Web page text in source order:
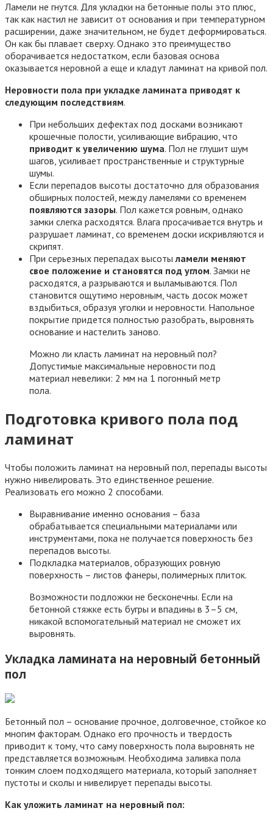
Ламели не гнутся. Для укладки на бетонные полы это плюс,
так как настил не зависит от основания и при температурном
расширении, даже значительном, не будет деформироваться.
Он как бы плавает сверху. Однако это преимущество
оборачивается недостатком, если базовая основа
оказывается неровной а еще и кладут ламинат на кривой пол.
Неровности пола при укладке ламината приводят к
следующим последствиям.
При небольших дефектах под досками возникают
крошечные полости, усиливающие вибрацию, что
приводит к увеличению шума. Пол не глушит шум
шагов, усиливает пространственные и структурные
шумы.
Если перепадов высоты достаточно для образования
обширных полостей, между ламелями со временем
появляются зазоры. Пол кажется ровным, однако
замки слегка расходятся. Влага просачивается внутрь и
разрушает ламинат, со временем доски искривляются и
скрипят.
При серьезных перепадах высотыламели меняют
свое положение и становятся под углом. Замки не
расходятся, а разрываются и выламываются. Пол
становится ощутимо неровным, часть досок может
вздыбиться, образуя уголки и неровности. Напольное
покрытие придется полностью разобрать, выровнять
основание и настелить заново.
Можно ли класть ламинат на неровный пол?
Допустимые максимальные неровности под
материал невелики: 2 мм на 1 погонный метр
пола.
Подготовка кривого пола под
ламинат
Чтобы положить ламинат на неровный пол, перепады высоты
нужно нивелировать. Это единственное решение.
Реализовать его можно 2 способами.
Выравнивание именно основания – база
обрабатывается специальными материалами или
инструментами, пока не получается поверхность без
перепадов высоты.
Подкладка материалов, образующих ровную
поверхность – листов фанеры, полимерных плиток.
Возможности подложки не бесконечны. Если на
бетонной стяжке есть бугры и впадины в 3–5 см,
никакой вспомогательный материал не сможет их
выровнять.
Укладка ламината на неровный бетонный
пол
Бетонный пол – основание прочное, долговечное, стойкое ко
многим факторам. Однако его прочность и твердость
приводит к тому, что саму поверхность пола выровнять не
представляется возможным. Необходима заливка пола
тонким слоем подходящего материала, который заполняет
пустоты и сколы и нивелирует перепады высоты.
Как уложить ламинат на неровный пол: